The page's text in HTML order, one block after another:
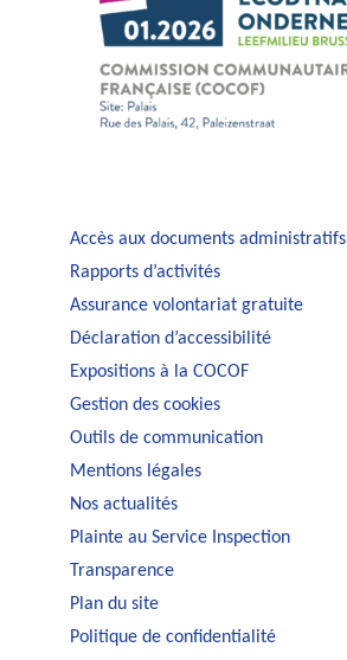
Accès aux documents administratifs
Rapports d’activités
Assurance volontariat gratuite
Déclaration d’accessibilité
Expositions à la COCOF
Gestion des cookies
Outils de communication
Mentions légales
Nos actualités
Plainte au Service Inspection
Transparence
Plan du site
Politique de confidentialité